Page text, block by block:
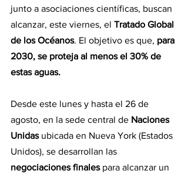
junto a asociaciones científicas, buscan
alcanzar, este viernes, el Tratado Global
de los Océanos. El objetivo es que, para
2030, se proteja al menos el 30% de
estas aguas.
Desde este lunes y hasta el 26 de
agosto, en la sede central de Naciones
Unidas ubicada en Nueva York (Estados
Unidos), se desarrollan las
negociaciones finales para alcanzar un